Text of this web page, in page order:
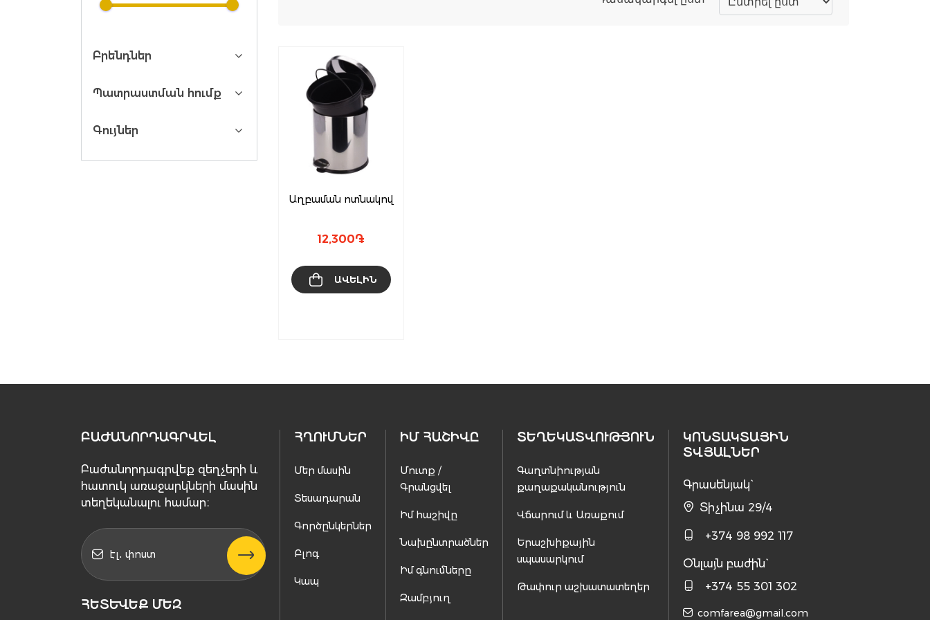
Բրենդներ
Պատրաստման հումք
Գույներ
Աղբաման ոտնակով
12,300֏
ԱՎԵԼԻՆ
ԲԱԺԱՆՈՐԴԱԳՐՎԵԼ
Բաժանորդագրվեք զեղչերի և
հատուկ առաջարկների մասին
տեղեկանալու համար։
ՀԵՏԵՒԵՔ ՄԵԶ
ՀՂՈՒՄՆԵՐ
Մեր մասին
Տեսադարան
Գործընկերներ
Բլոգ
Կապ
ԻՄ ՀԱՇԻՎԸ
Մուտք /
Գրանցվել
Իմ հաշիվը
Նախընտրածներ
Իմ գնումները
Զամբյուղ
ՏԵՂԵԿԱՏՎՈՒԹՅՈՒՆ
Գաղտնիության
քաղաքականություն
Վճարում և Առաքում
Երաշխիքային
սպասարկում
Թափուր աշխատատեղեր
ԿՈՆՏԱԿՏԱՅԻՆ
ՏՎՅԱԼՆԵՐ
Գրասենյակ`
Տիչինա 29/4
+374 98 992 117
Օնլայն բաժին`
+374 55 301 302
comfarea@gmail.com